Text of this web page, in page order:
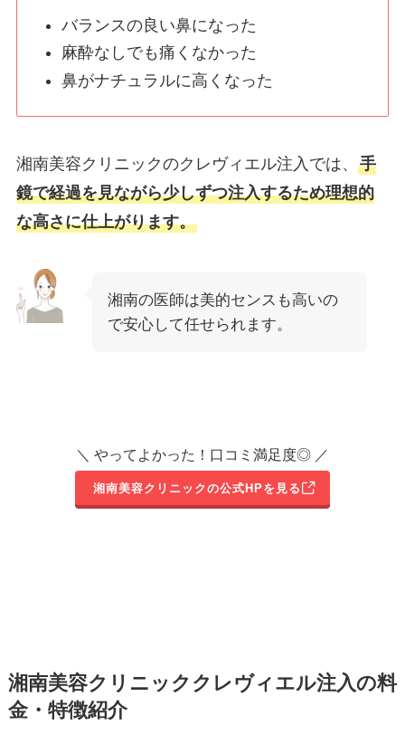
バランスの良い鼻になった
麻酔なしでも痛くなかった
鼻がナチュラルに高くなった
湘南美容クリニックのクレヴィエル注入では、 手
鏡で経過を見ながら少しずつ注入するため理想的
な高さに仕上がります。
湘南の医師は美的センスも高いの
で安心して任せられます。
＼ やってよかった！口コミ満足度◎ ／
湘南美容クリニックの公式HPを見る
湘南美容クリニッククレヴィエル注入の料
金・特徴紹介